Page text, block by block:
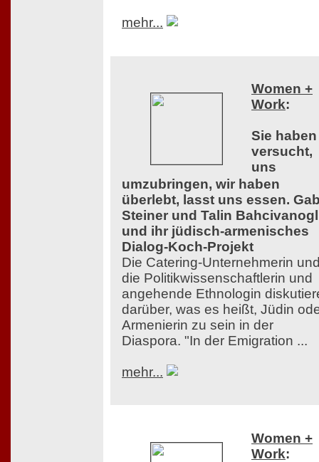
mehr...
Women +
Work:
Sie haben
versucht,
uns
umzubringen, wir haben
überlebt, lasst uns essen.
Steiner und Talin
und ihr jüdisch-armenisches
Dialog-Koch-Projekt
Die Catering-Unternehmerin
die Politikwissenschaftlerin und
angehende Ethnologin
darüber, was es heißt, Jüdin
Armenierin zu sein in der
Diaspora. "In der Emigration ...
mehr...
Women +
Work: